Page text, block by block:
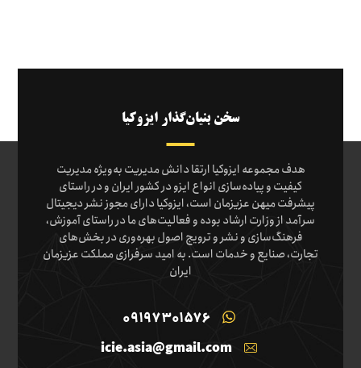
سخن بنیان‌گذار ایزوکیا
هدف مجموعه ایزوکیا ارتقا دانش مدیریت به‌ویژه مدیریت
کیفیت و پیاده‌سازی انواع ایزو در کشور ایران و در راستای
پیشرفت میهن عزیزمان است، ایزوکیا دارای مجوز نشر دیجیتال
سرآمد از وزارت ارشاد بوده و فعالیت‌های ما در راستای آموزش،
فرهنگ‌سازی و نشر و ترویج اصول بهره‌وری در بخش‌های
تجارت، صنایع و خدمات است. به امید سرفرازی مملکت عزیزمان
ایران
09197301576
icie.asia@gmail.com